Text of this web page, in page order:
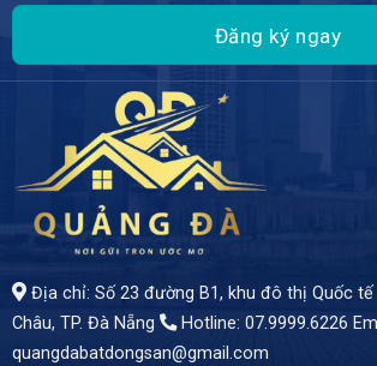
Địa chỉ: Số 23 đường B1, khu đô thị Quốc tế
Châu, TP. Đà Nẵng
Hotline: 07.9999.6226
quangdabatdongsan@gmail.com